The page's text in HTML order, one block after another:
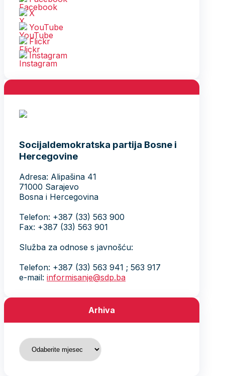
X
YouTube
Flickr
Instagram
Socijaldemokratska partija Bosne i
Hercegovine
Adresa: Alipašina 41
71000 Sarajevo
Bosna i Hercegovina
Telefon: +387 (33) 563 900
Fax: +387 (33) 563 901
Služba za odnose s javnošću:
Telefon: +387 (33) 563 941 ; 563 917
e-mail: informisanje@sdp.ba
Arhiva
Arhiva